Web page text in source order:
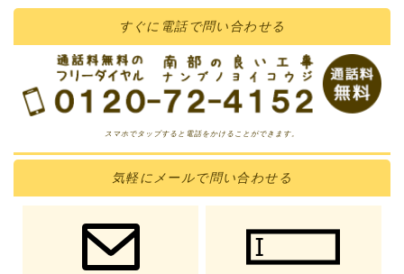
すぐに 電話で問い合わせる
スマホでタップすると電話をかけることができます。
気軽に メールで問い合わせる